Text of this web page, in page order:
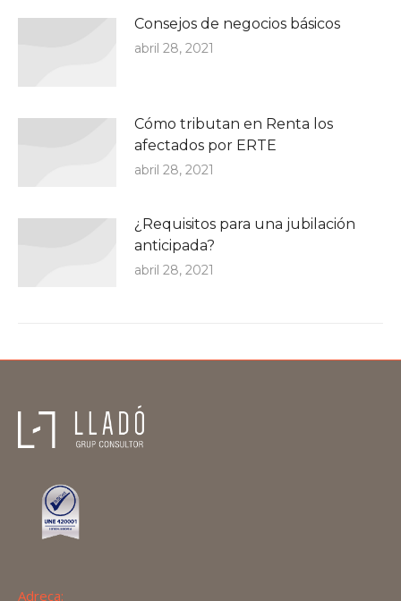
Consejos de negocios básicos
abril 28, 2021
Cómo tributan en Renta los
afectados por ERTE
abril 28, 2021
¿Requisitos para una jubilación
anticipada?
abril 28, 2021
Adreça: